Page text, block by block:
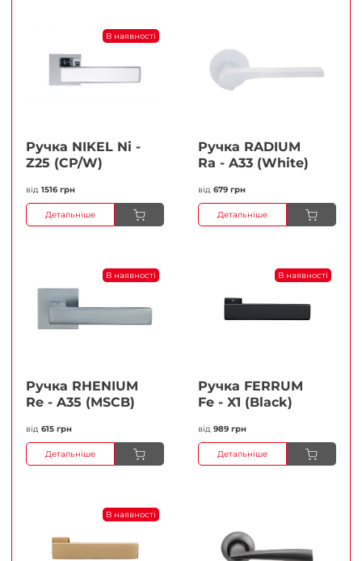
В наявності
Ручка NIKEL Ni -
Z25 (CP/W)
від 1516 грн
Детальніше
Ручка RADIUM
Ra - A33 (White)
від 679 грн
Детальніше
В наявності
Ручка RHENIUM
Re - A35 (MSCB)
від 615 грн
Детальніше
В наявності
Ручка FERRUМ
Fe - X1 (Black)
від 989 грн
Детальніше
В наявності